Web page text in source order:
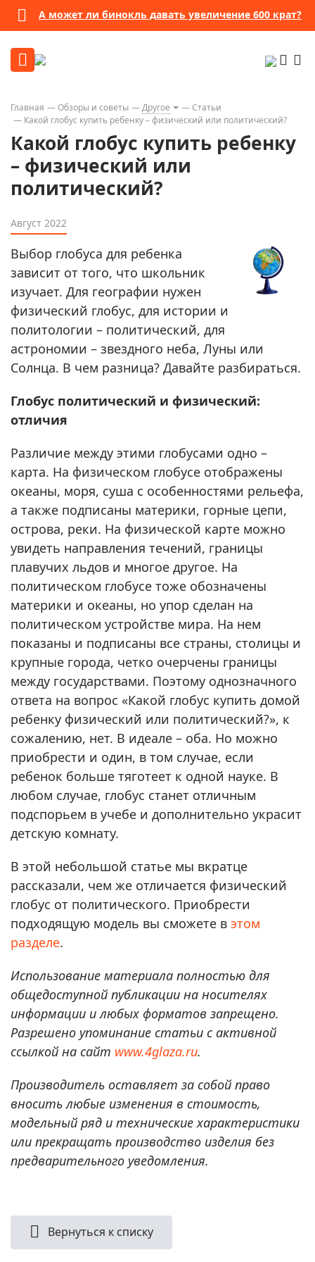
А может ли бинокль давать увеличение 600 крат?
Главная Обзоры и советы Другое
Статьи
Какой глобус купить ребенку – физический или политический?
Какой глобус купить ребенку
– физический или
политический?
Август 2022
Выбор глобуса для ребенка
зависит от того, что школьник
изучает. Для географии нужен
физический глобус, для истории и
политологии – политический, для
астрономии – звездного неба, Луны или
Солнца. В чем разница? Давайте разбираться.
Глобус политический и физический:
отличия
Различие между этими глобусами одно –
карта. На физическом глобусе отображены
океаны, моря, суша с особенностями рельефа,
а также подписаны материки, горные цепи,
острова, реки. На физической карте можно
увидеть направления течений, границы
плавучих льдов и многое другое. На
политическом глобусе тоже обозначены
материки и океаны, но упор сделан на
политическом устройстве мира. На нем
показаны и подписаны все страны, столицы и
крупные города, четко очерчены границы
между государствами. Поэтому однозначного
ответа на вопрос «Какой глобус купить домой
ребенку физический или политический?», к
сожалению, нет. В идеале – оба. Но можно
приобрести и один, в том случае, если
ребенок больше тяготеет к одной науке. В
любом случае, глобус станет отличным
подспорьем в учебе и дополнительно украсит
детскую комнату.
В этой небольшой статье мы вкратце
рассказали, чем же отличается физический
глобус от политического. Приобрести
подходящую модель вы сможете в этом
разделе.
Использование материала полностью для
общедоступной публикации на носителях
информации и любых форматов запрещено.
Разрешено упоминание статьи с активной
ссылкой на сайт www.4glaza.ru.
Производитель оставляет за собой право
вносить любые изменения в стоимость,
модельный ряд и технические характеристики
или прекращать производство изделия без
предварительного уведомления.
Вернуться к списку